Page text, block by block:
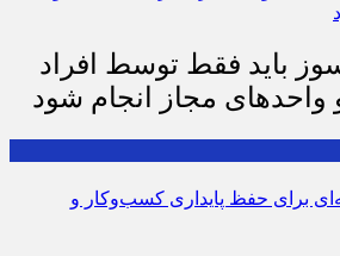
باید فقط توسط افراد
واحدهای مجاز انجام شود